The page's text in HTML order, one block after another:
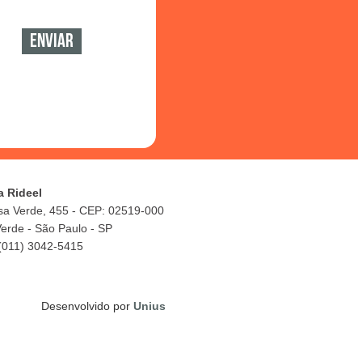
Rideel
Verde, 455 - CEP: 02519-000
- São Paulo - SP
3042-5415
Desenvolvido por Unius